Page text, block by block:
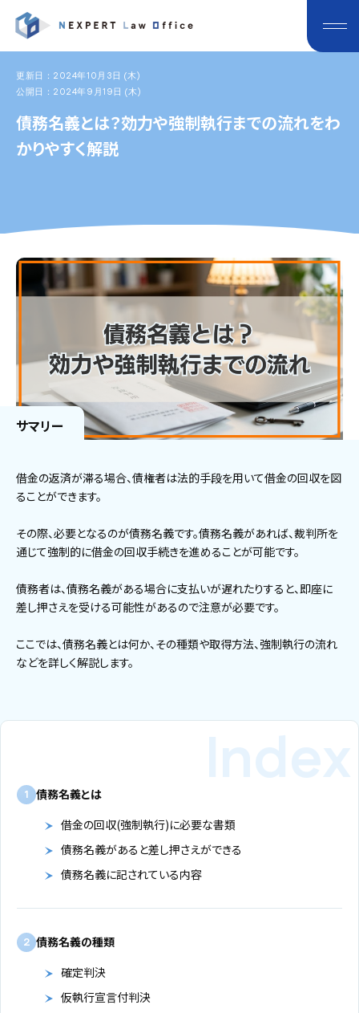
更新日：2024年10月3日 (木)
公開日：2024年9月19日 (木)
債務名義とは？効力や強制執行までの流れをわ
かりやすく解説
サマリー
借金の返済が滞る場合、債権者は法的手段を用いて借金の回収を図
ることができます。
その際、必要となるのが債務名義です。債務名義があれば、裁判所を
通じて強制的に借金の回収手続きを進めることが可能です。
債務者は、債務名義がある場合に支払いが遅れたりすると、即座に
差し押さえを受ける可能性があるので注意が必要です。
ここでは、債務名義とは何か、その種類や取得方法、強制執行の流れ
などを詳しく解説します。
1 債務名義とは
借金の回収(強制執行)に必要な書類
債務名義があると差し押さえができる
債務名義に記されている内容
2 債務名義の種類
確定判決
仮執行宣言付判決